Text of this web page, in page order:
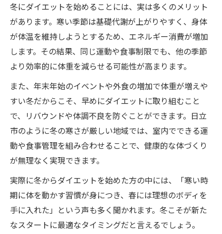
体を温める冬のダイエット生活アイデア
継続しやすい冬のダイエットメニューの工
夫
無理なく痩せたい方に冬の体験談集
日立市で人気のダイエット体験レビュー集
無理せず続くダイエットの体験ストーリー
冬に痩せた方の実感できる変化と秘訣
口コミで広がる冬のダイエット成功体験
ダイエットを冬から始めるべき理由とは
冬の新習慣でダイエットを始めるメリット
代謝が高まる冬こそダイエットの好機
冬に始めるからこそ続けやすいダイエット
日立市で冬ダイエットが選ばれる理由
冬にダイエットを始めることには、実は多くのメリット
があります。寒い季節は基礎代謝が上がりやすく、身体
が体温を維持しようとするため、エネルギー消費が増加
します。その結果、同じ運動や食事制限でも、他の季節
より効率的に体重を減らせる可能性が高まります。
また、年末年始のイベントや外食の増加で体重が増えや
すい冬だからこそ、早めにダイエットに取り組むこと
で、リバウンドや体調不良を防ぐことができます。日立
市のように冬の寒さが厳しい地域では、室内でできる運
動や食事管理を組み合わせることで、健康的な体づくり
が無理なく実現できます。
実際に冬からダイエットを始めた方の中には、「寒い時
期に体を動かす習慣が身につき、春には理想のボディを
手に入れた」という声も多く聞かれます。冬こそが新た
なスタートに最適なタイミングだと言えるでしょう。